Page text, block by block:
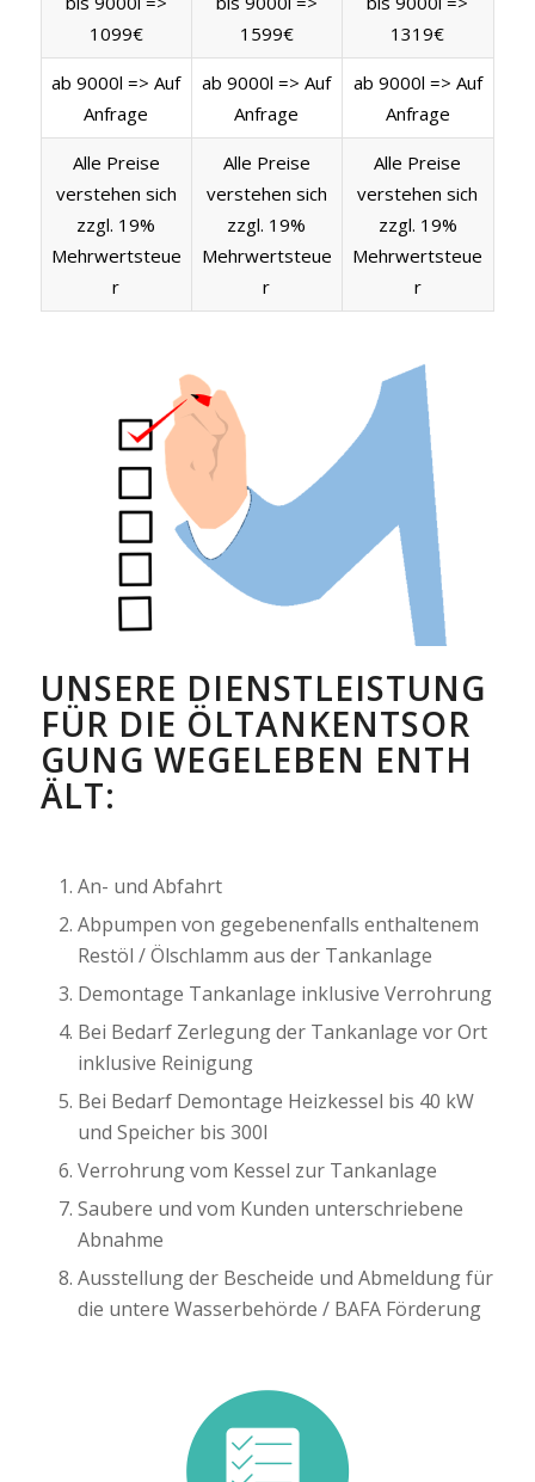
1099€
1599€
1319€
ab 9000l => Auf
Anfrage
ab 9000l => Auf
Anfrage
ab 9000l => Auf
Anfrage
Alle Preise
verstehen sich
zzgl. 19%
Mehrwertsteue
r
Alle Preise
verstehen sich
zzgl. 19%
Mehrwertsteue
r
Alle Preise
verstehen sich
zzgl. 19%
Mehrwertsteue
r
UNSERE DIENSTLEISTUNG
FÜR DIE ÖLTANKENTSOR
GUNG WEGELEBEN ENTH
ÄLT:
An- und Abfahrt
Abpumpen von gegebenenfalls enthaltenem
Restöl / Ölschlamm aus der Tankanlage
Demontage Tankanlage inklusive Verrohrung
Bei Bedarf Zerlegung der Tankanlage vor Ort
inklusive Reinigung
Bei Bedarf Demontage Heizkessel bis 40 kW
und Speicher bis 300l
Verrohrung vom Kessel zur Tankanlage
Saubere und vom Kunden unterschriebene
Abnahme
Ausstellung der Bescheide und Abmeldung für
die untere Wasserbehörde / BAFA Förderung